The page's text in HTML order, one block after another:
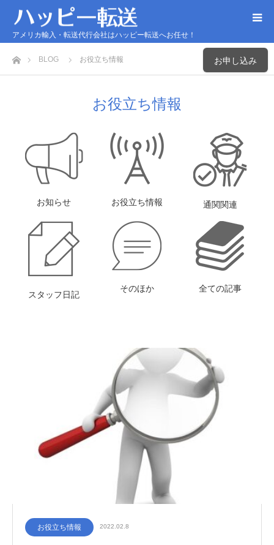
アメリカ輸入・転送代行会社はハッピー転送へお任せ！
お申し込み
ホームBLOG お役立ち情報
お役立ち情報
お知らせ お役立ち情報 通関関連
スタッフ日記
そのほか 全ての記事
お役立ち情報 2022.02.8